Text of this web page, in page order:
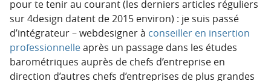
pour te tenir au courant (les derniers articles réguliers
sur 4design datent de 2015 environ) : je suis passé
d’intégrateur – webdesigner à conseiller en insertion
professionnelleaprès un passage dans les études
barométriques auprès de chefs d’entreprise en
direction d’autres chefs d’entreprises de plus grandes